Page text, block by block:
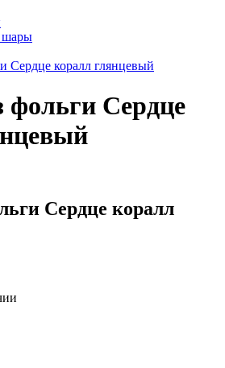
шары
Сердце коралл глянцевый
Сердце
Сердце коралл